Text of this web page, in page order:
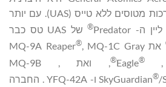
המובילה בעולם של מערכות מטוסים ללא טייס (UAS). עם יותר
®
של UAS טס כבר
®, MQ-1C Gray
Eagle®,
®
, ואת MQ-9B ,
SkyGuardian®/
, XQ-67A ו- YFQ-42A . החברה